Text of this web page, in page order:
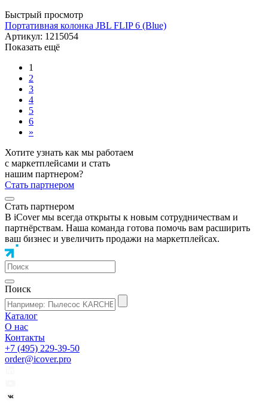
Быстрый просмотр
Портативная колонка JBL FLIP 6 (Blue)
Артикул: 1215054
Показать ещё
1
2
3
4
5
6
»
Хотите узнать как мы работаем
с маркетплейсами и стать
нашим партнером?
Стать партнером
Стать партнером
В iCover мы всегда открыты к новым сотрудничествам и
партнёрствам. Наша команда готова помочь вам расширить
ваш бизнес и увеличить продажи на маркетплейсах.
Поиск
Каталог
О нас
Контакты
+7 (495) 229-39-50
order@icover.pro